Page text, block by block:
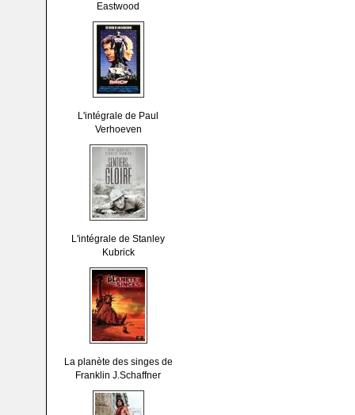
Eastwood
L'intégrale de Paul
Verhoeven
L'intégrale de Stanley
Kubrick
La planète des singes de
Franklin J.Schaffner